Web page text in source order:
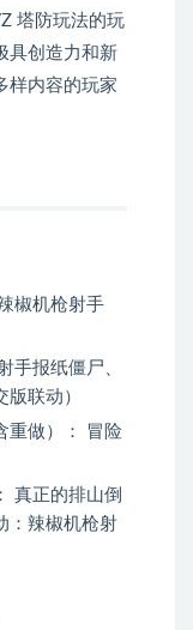
塔防玩法的玩
具创造力和新
样内容的玩家
椒机枪射手
手报纸僵尸、
联动）
重做）： 冒险
真正的排山倒
：辣椒机枪射